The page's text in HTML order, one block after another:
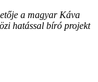
a magyar Káva
hatással bíró projekt